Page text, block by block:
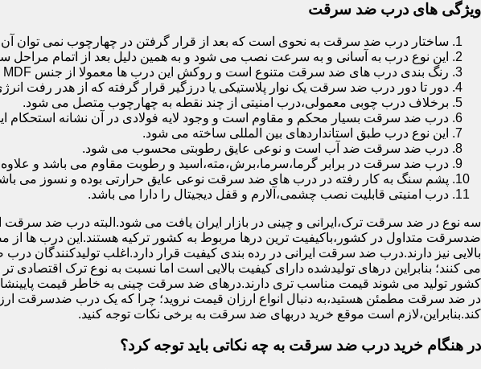
ویژگی های درب ضد سرقت
ساختار درب ضد سرقت به نحوی است که بعد از قرار گرفتن در چهارچوب نمی توان آن
این نوع درب به آسانی و به سرعت نصب می شود و به همین دلیل بعد از اتمام
رنگ بندی درب های ضد سرقت متنوع است و روکش این درب ها معمولا از جنس MDF با روکش رنگ یا PVC می باشد.
دور تا دور درب ضد سرقت یک نوار پلاستیکی یا درزگیر قرار گرفته که از هدر رفت
برخلاف درب چوبی معمولی،درب امنیتی از چند نقطه به چهارچوب متصل می شود.
درب ضد سرقت بسیار محکم و مقاوم است و وجود لایه فولادی در آن نشانه استحکام
این نوع درب طبق استانداردهای بین المللی ساخته می شود.
درب ضد سرقت ضد آب است و نوعی عایق رطوبتی محسوب می شود.
درب ضد سرقت در برابر گرما،سرما،برش،مته،اسید و رطوبت مقاوم می باشد و علاوه
پشم سنگ به کار رفته در درب های ضد سرقت نوعی عایق حرارتی بوده و نسوز می
درب امنیتی قابلیت نصب چشمی،آلارم و قفل دیجیتال را دارا می باشد.
سه نوع در ضد سرقت ترک،ایرانی و چینی در بازار ایران یافت می شود.البته درب ضد سرقت
ضدسرقت متداول در کشور،باکیفیت ترین درها مربوط به کشور ترکیه هستند.این درب ها از
بالایی نیز دارند.درب ضد سرقت ایرانی در رده بندی کیفیت قرار دارد.اغلب تولیدکنندگان
می کنند؛ بنابراین درهای تولیدشده دارای کیفیت بالایی است اما نسبت به نوع ترک اقتصادی
کشور تولید می شوند قیمت مناسب تری دارند.درهای ضد سرقت چینی به خاطر قیمت پایینشان
در ضد سرقت مطمئن هستید،به دنبال انواع ارزان قیمت نروید؛ چرا که یک درب ضدسرقت
کند.بنابراین،لازم است موقع خرید دربهای ضد سرقت به برخی نکات توجه کنید.
در هنگام خرید درب ضد سرقت به چه نکاتی باید توجه کرد؟